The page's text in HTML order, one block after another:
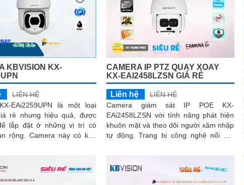
KBVISION KX-
LIÊN HỆ
EAi2259UPN là một loại
rẻ nhưng hiệu quả, được
lắp đặt ở những vị trí có
này có khả
CAMERA IP PTZ QUAY XOAY
KX-EAI2458LZSN GIÁ RẺ
Liên hệ
LIÊN HỆ
Camera giám sát IP POE KX-
EAi2458LZSN với tính năng phát hiện
khuôn mặt và theo dõi người xâm nhập
tự động. Trang bị công nghệ nổi bật
ngoại siêu xa và Starlight cho hình ảnh
sắc nét ban đêm